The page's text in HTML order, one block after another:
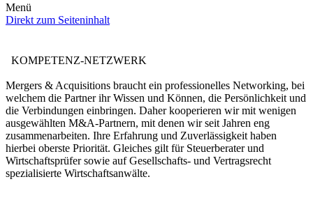
Menü
Direkt zum Seiteninhalt
KOMPETENZ-NETZWERK
Mergers & Acquisitions braucht ein professionelles Networking, bei
welchem die Partner ihr Wissen und Können, die Persönlichkeit und
die Verbindungen einbringen. Daher kooperieren wir mit wenigen
ausgewählten M&A-Partnern, mit denen wir seit Jahren eng
zusammenarbeiten. Ihre Erfahrung und Zuverlässigkeit haben
hierbei oberste Priorität. Gleiches gilt für Steuerberater und
Wirtschaftsprüfer sowie auf Gesellschafts- und Vertragsrecht
spezialisierte Wirtschaftsanwälte.